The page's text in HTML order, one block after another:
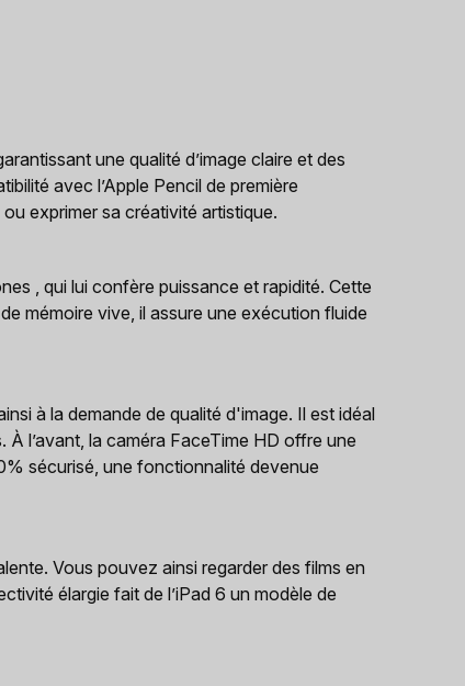
une qualité d’image claire et des
avec l’Apple Pencil de première
exprimer sa créativité artistique.
, qui lui confère puissance et rapidité. Cette
mémoire vive, il assure une exécution fluide
à la demande de qualité d'image. Il est idéal
l’avant, la caméra FaceTime HD offre une
sécurisé, une fonctionnalité devenue
Vous pouvez ainsi regarder des films en
élargie fait de l’iPad 6 un modèle de